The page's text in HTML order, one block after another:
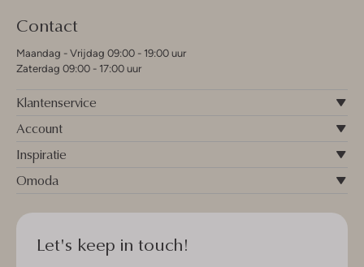
Contact
Maandag - Vrijdag 09:00 - 19:00 uur
Zaterdag 09:00 - 17:00 uur
Klantenservice
Account
Inspiratie
Omoda
Let's keep in touch!